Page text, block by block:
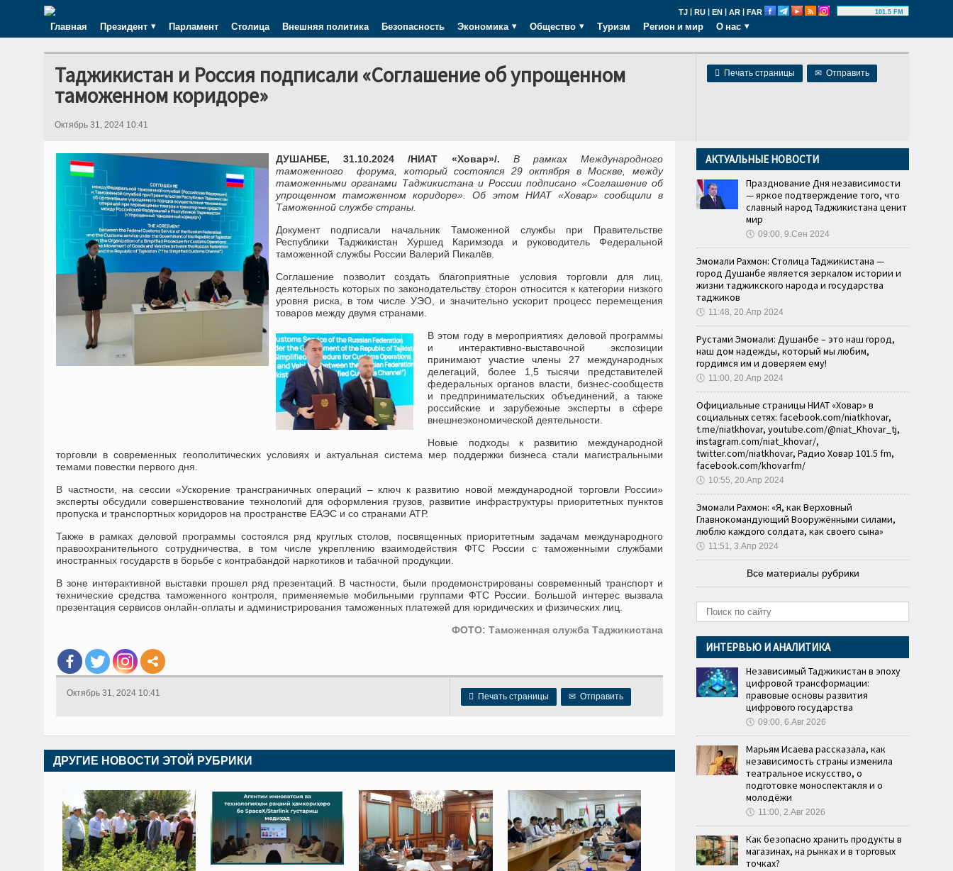
TJ | RU | EN | AR | FAR 101.5 FM
Главная Президент Парламент Столица Внешняя политика Безопасность Экономика Общество Туризм Регион и мир О нас
 Печать страницы ✉ Отправить
Таджикистан и Россия подписали «Соглашение об упрощенном
таможенном коридоре»
Октябрь 31, 2024 10:41
ДУШАНБЕ, 31.10.2024 /НИАТ «Ховар»/.
В рамках Международного
таможенного форума, который состоялся 29 октября в Москве, между
таможенными органами Таджикистана и России подписано «Соглашение об
упрощенном таможенном коридоре». Об этом НИАТ «Ховар» сообщили в
Таможенной службе страны.
Документ подписали начальник Таможенной службы при Правительстве
Республики Таджикистан Хуршед Каримзода и руководитель Федеральной
таможенной службы России Валерий Пикалёв.
Соглашение позволит создать благоприятные условия торговли для лиц,
деятельность которых по законодательству сторон относится к категории низкого
уровня риска, в том числе УЭО, и значительно ускорит процесс перемещения
товаров между двумя странами.
В этом году в мероприятиях деловой программы
и интерактивно-выставочной экспозиции
принимают участие члены 27 международных
делегаций, более 1,5 тысячи представителей
федеральных органов власти, бизнес-сообществ
и предпринимательских объединений, а также
российские и зарубежные эксперты в сфере
внешнеэкономической деятельности.
Новые подходы к развитию международной
торговли в современных геополитических условиях и актуальная система мер поддержки бизнеса стали магистральными
темами повестки первого дня.
В частности, на сессии «Ускорение трансграничных операций – ключ к развитию новой международной торговли России»
эксперты обсудили совершенствование технологий для оформления грузов, развитие инфраструктуры приоритетных пунктов
пропуска и транспортных коридоров на пространстве ЕАЭС и со странами АТР.
Также в рамках деловой программы состоялся ряд круглых столов, посвященных приоритетным задачам международного
правоохранительного сотрудничества, в том числе укреплению взаимодействия ФТС России с таможенными службами
иностранных государств в борьбе с контрабандой наркотиков и табачной продукции.
В зоне интерактивной выставки прошел ряд презентаций. В частности, были продемонстрированы современный транспорт и
технические средства таможенного контроля, применяемые мобильными группами ФТС России. Большой интерес вызвала
презентация сервисов онлайн-оплаты и администрирования таможенных платежей для юридических и физических лиц.
ФОТО: Таможенная служба Таджикистана
 Печать страницы ✉ Отправить
Октябрь 31, 2024 10:41
ДРУГИЕ НОВОСТИ ЭТОЙ РУБРИКИ
АКТУАЛЬНЫЕ НОВОСТИ
Празднование Дня независимости
— яркое подтверждение того, что
славный народ Таджикистана ценит
мир
🕔 09:00, 9.Сен 2024
Эмомали Рахмон: Столица Таджикистана —
город Душанбе является зеркалом истории и
жизни таджикского народа и государства
таджиков
🕔 11:48, 20.Апр 2024
Рустами Эмомали: Душанбе – это наш город,
наш дом надежды, который мы любим,
гордимся им и доверяем ему!
🕔 11:00, 20.Апр 2024
Официальные страницы НИАТ «Ховар» в
социальных сетях: facebook.com/niatkhovar,
t.me/niatkhovar, youtube.com/@niat_Khovar_tj,
instagram.com/niat_khovar/,
twitter.com/niatkhovar, Радио Ховар 101.5 fm,
facebook.com/khovarfm/
🕔 10:55, 20.Апр 2024
Эмомали Рахмон: «Я, как Верховный
Главнокомандующий Вооружёнными силами,
люблю каждого солдата, как своего сына»
🕔 11:51, 3.Апр 2024
Все материалы рубрики
ИНТЕРВЬЮ И АНАЛИТИКА
Независимый Таджикистан в эпоху
цифровой трансформации:
правовые основы развития
цифрового государства
🕔 09:00, 6.Авг 2026
Марьям Исаева рассказала, как
независимость страны изменила
театральное искусство, о
подготовке моноспектакля и о
молодёжи
🕔 11:00, 2.Авг 2026
Как безопасно хранить продукты в
магазинах, на рынках и в торговых
точках?